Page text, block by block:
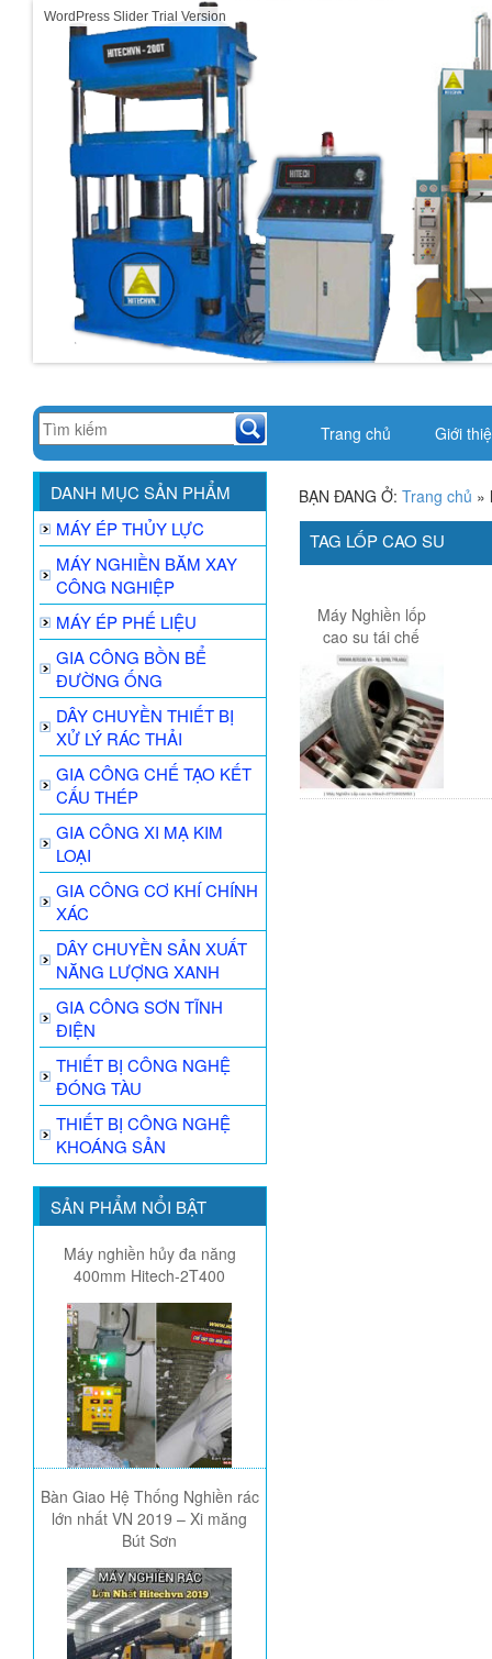
WordPress Slider Trial Version
Trang chủ Giới
DANH MỤC SẢN PHẨM
MÁY ÉP THỦY LỰC
MÁY NGHIỀN BĂM XAY
CÔNG NGHIỆP
MÁY ÉP PHẾ LIỆU
GIA CÔNG BỒN BỂ
ĐƯỜNG ỐNG
DÂY CHUYỀN THIẾT BỊ
XỬ LÝ RÁC THẢI
GIA CÔNG CHẾ TẠO KẾT
CẤU THÉP
GIA CÔNG XI MẠ KIM
LOẠI
GIA CÔNG CƠ KHÍ CHÍNH
XÁC
DÂY CHUYỀN SẢN XUẤT
NĂNG LƯỢNG XANH
GIA CÔNG SƠN TĨNH
ĐIỆN
THIẾT BỊ CÔNG NGHỆ
ĐÓNG TÀU
THIẾT BỊ CÔNG NGHỆ
KHOÁNG SẢN
SẢN PHẨM NỔI BẬT
Máy nghiền hủy đa năng
400mm Hitech-2T400
Bàn Giao Hệ Thống Nghiền rác
lớn nhất VN 2019 – Xi măng
Bút Sơn
BẠN ĐANG Ở:Trang chủ »
TAG LỐP CAO SU
Máy Nghiền lốp
cao su tái chế